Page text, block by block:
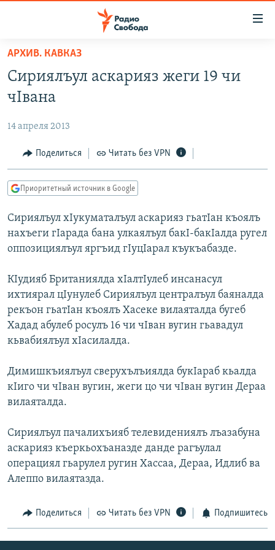
упрощенного
доступа
Вернуться
основному
Вернутся
главной
навигации
Вернутся
поиску
ПОДКАСТЫ
ЦИТАТЫ СВОБОДЫ
МНЕНИЯ
IDEL.РЕАЛИИ
КАВКАЗ.РЕАЛИИ
СЕВЕР.РЕАЛИИ
РАСПИСАНИЕ ВЕЩАНИЯ
ПОДПИШИТЕСЬ НА РАССЫЛКУ
СОЦИАЛЬНЫЕ СЕТИ
АРХИВ. КАВКАЗ
Сириялъул аскарияз жеги 19 чи
чIвана
14 апреля 2013
Поделиться Читать без VPN
Приоритетный источник в Google
Сириялъул хIукуматалъул аскарияз гьатIан къоялъ
нахъеги гIарада бана улкаялъул бакI-бакIалда ругел
оппозициялъул яргъид гIуцIарал къукъабазде.
КIудияб Британиялда хIалтIулеб инсанасул
ихтиярал цIунулеб Сириялъул централъул баяналда
рекъон гьатIан къоялъ Хасеке вилаяталда бугеб
Хадад абулеб росулъ 16 чи чIван вугин гьавадул
кьвабиялъул хIасилалда.
Димишкъиялъул сверухълъиялда букIараб кьалда
кIиго чи чIван вугин, жеги цо чи чIван вугин Дераа
вилаяталда.
Сириялъул пачалихъияб телевидениялъ лъазабуна
аскарияз къеркьохъаназде данде рагъулал
операциял гьарулел ругин Хассаа, Дераа, Идлиб ва
Алеппо вилаятазда.
Поделиться Читать без VPN Подпишитесь